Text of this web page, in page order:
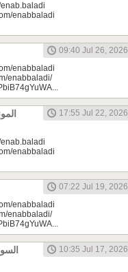
enabbaladi
09:40 Jul 26, 2026
enabbaladi
enabbaladi/
17:55 Jul 22, 2026
enabbaladi
07:22 Jul 19, 2026
enabbaladi
enabbaladi/
10:35 Jul 17, 2026